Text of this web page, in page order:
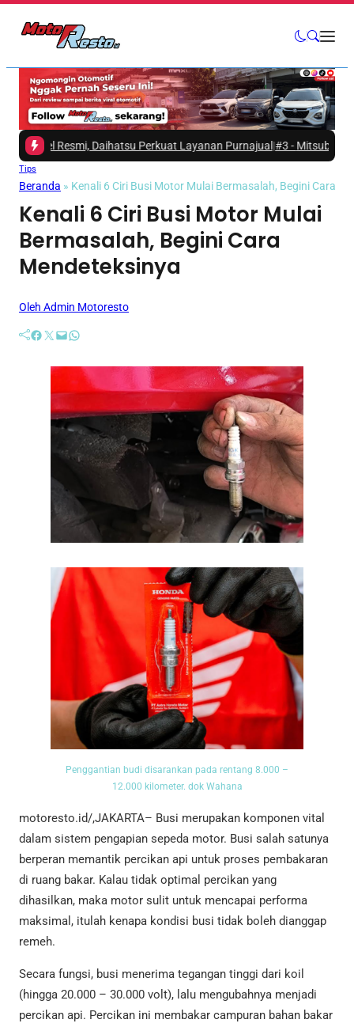
Resmi, Daihatsu Perkuat Layanan Purnajual| #3 -Mitsubishi Fuso dan
Tips
Beranda » Kenali 6 Ciri Busi Motor Mulai Bermasalah, Begini Cara
Kenali 6 Ciri Busi Motor Mulai
Bermasalah, Begini Cara
Mendeteksinya
Oleh Admin Motoresto
Facebook Twitter Mail WhatsApp
Penggantian budi disarankan pada rentang 8.000 –
12.000 kilometer. dok Wahana
motoresto.id/,JAKARTA– Busi merupakan komponen vital
dalam sistem pengapian sepeda motor. Busi salah satunya
berperan memantik percikan api untuk proses pembakaran
di ruang bakar. Kalau tidak optimal percikan yang
dihasilkan, maka motor sulit untuk mencapai performa
maksimal, itulah kenapa kondisi busi tidak boleh dianggap
remeh.
Secara fungsi, busi menerima tegangan tinggi dari koil
(hingga 20.000 – 30.000 volt), lalu mengubahnya menjadi
percikan api. Percikan ini membakar campuran bahan bakar